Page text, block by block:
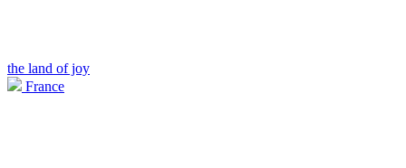
the land of joy
France